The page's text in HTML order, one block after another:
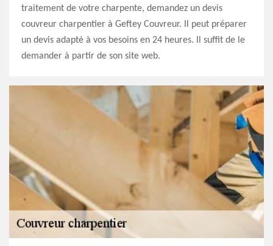
traitement de votre charpente, demandez un devis
couvreur charpentier à Geftey Couvreur. Il peut préparer
un devis adapté à vos besoins en 24 heures. Il suffit de le
demander à partir de son site web.